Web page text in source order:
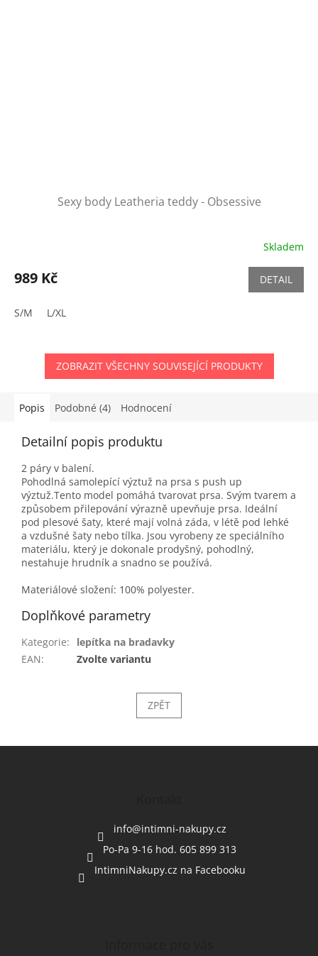
Sexy body Leatheria teddy - Obsessive
Skladem
989 Kč DETAIL
S/M L/XL
ZOBRAZIT VŠECHNY SOUVISEJÍCÍ PRODUKTY
Popis Podobné (4) Hodnocení
Detailní popis produktu
2 páry v balení.
Pohodlná samolepící výztuž na prsa s push up
výztuž.Tento model pomáhá tvarovat prsa. Svým tvarem a
způsobem přilepování výrazně upevňuje prsa. Ideální
pod plesové šaty, které mají volná záda, v létě pod lehké
a vzdušné šaty nebo tílka. Jsou vyrobeny ze speciálního
materiálu, který je dokonale prodyšný, pohodlný,
nestahuje hrudník a snadno se používá.
Materiálové složení: 100% polyester.
Doplňkové parametry
Kategorie:
lepítka na bradavky
EAN: Zvolte variantu
ZPĚT
info@intimni-nakupy.cz
Po-Pa 9-16 hod. 605 899 313
IntimniNakupy.cz na Facebooku